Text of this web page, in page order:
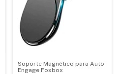
Soporte Magnético para Auto
Engage Foxbox